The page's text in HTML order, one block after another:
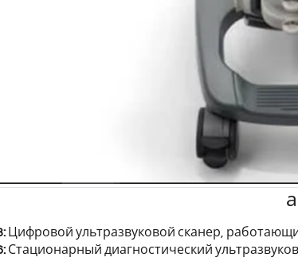
Цифровой ультразвуковой сканер,
Стационарный диагностический